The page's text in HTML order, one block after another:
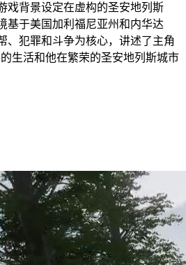
戏背景设定在虚构的圣安地列斯
基于美国加利福尼亚州和内华达
、犯罪和斗争为核心，讲述了主角
生活和他在繁荣的圣安地列斯城市